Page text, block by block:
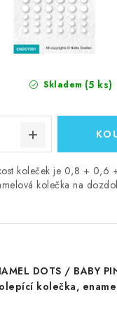
Skladem (5 ks)
koleček je 0,8 + 0,6
kolečka na
DOTS / BABY
kolečka,